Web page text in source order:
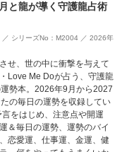
と龍が導く守護龍占術
シリーズNo：M2004 ／ 2026年
せ、世の中に衝撃を与えて
Love Me Doが占う、守護龍
勢本。2026年9月から2027
の毎日の運勢を収録してい
をはじめ、注意点や開運
＆毎日の運勢、運勢のバイ
恋愛運、仕事運、金運、健